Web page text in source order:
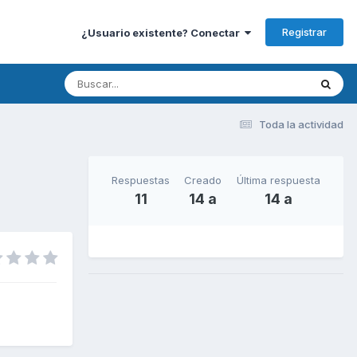
¿Usuario existente? Conectar Registrar
Toda la actividad
Respuestas
11
Creado
14 a
Última respuesta
14 a